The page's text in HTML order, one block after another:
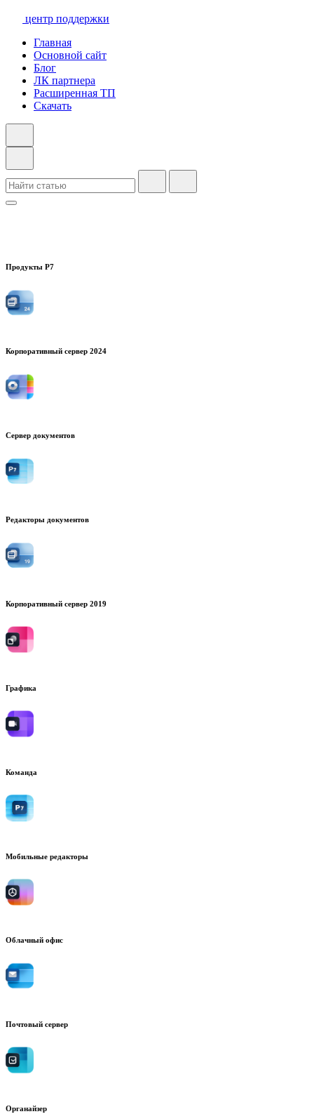
центр поддержки
Главная
Основной сайт
Блог
ЛК партнера
Расширенная ТП
Скачать
Продукты Р7
Корпоративный сервер 2024
Сервер документов
Редакторы документов
Корпоративный сервер 2019
Графика
Команда
Мобильные редакторы
Облачный офис
Почтовый сервер
Органайзер